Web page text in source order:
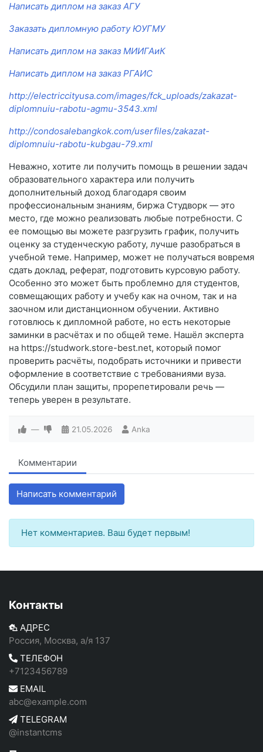
Написать диплом на заказ АГУ
Заказать дипломную работу ЮУГМУ
Написать диплом на заказ МИИГАиК
Написать диплом на заказ РГАИС
http://electriccityusa.com/images/fck_uploads/zakazat-
diplomnuiu-rabotu-agmu-3543.xml
http://condosalebangkok.com/userfiles/zakazat-
diplomnuiu-rabotu-kubgau-79.xml
Неважно, хотите ли получить помощь в решении задач
образовательного характера или получить
дополнительный доход благодаря своим
профессиональным знаниям, биржа Студворк — это
место, где можно реализовать любые потребности. С
ее помощью вы можете разгрузить график, получить
оценку за студенческую работу, лучше разобраться в
учебной теме. Например, может не получаться вовремя
сдать доклад, реферат, подготовить курсовую работу.
Особенно это может быть проблемно для студентов,
совмещающих работу и учебу как на очном, так и на
заочном или дистанционном обучении. Активно
готовлюсь к дипломной работе, но есть некоторые
заминки в расчётах и по общей теме. Нашёл эксперта
на https://studwork.store-best.net, который помог
проверить расчёты, подобрать источники и привести
оформление в соответствие с требованиями вуза.
Обсудили план защиты, прорепетировали речь —
теперь уверен в результате.
— 21.05.2026 Anka
Комментарии
Написать комментарий
Нет комментариев. Ваш будет первым!
Контакты
АДРЕС
Россия, Москва, а/я 137
ТЕЛЕФОН
+7123456789
EMAIL
abc@example.com
TELEGRAM
@instantcms